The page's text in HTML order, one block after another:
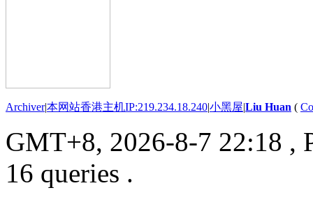
Archiver|本网站香港主机IP:219.234.18.240|小黑屋|Liu Huan (
GMT+8, 2026-8-7 22:18 ,
16 queries .